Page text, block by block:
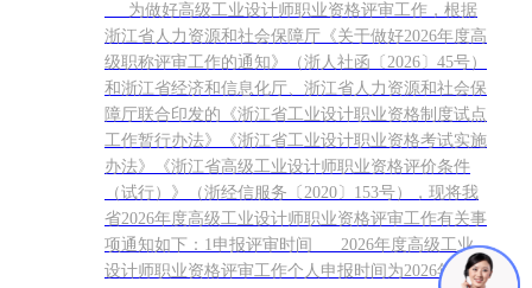
为做好高级工业设计师职业资格评审工作，根据
浙江省人力资源和社会保障厅《关于做好2026年度高
级职称评审工作的通知》（浙人社函〔2026〕45号）
和浙江省经济和信息化厅、浙江省人力资源和社会保
障厅联合印发的《浙江省工业设计职业资格制度试点
工作暂行办法》《浙江省工业设计职业资格考试实施
办法》《浙江省高级工业设计师职业资格评价条件
（试行）》（浙经信服务〔2020〕153号），现将我
省2026年度高级工业设计师职业资格评审工作有关事
项通知如下：1申报评审时间 2026年度高级工业
设计师职业资格评审工作个人申报时间为2026年7月